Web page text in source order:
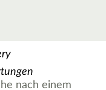
nach einem